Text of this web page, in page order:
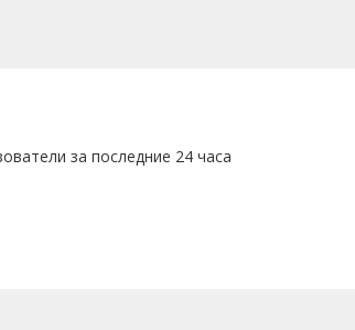
за последние 24 часа